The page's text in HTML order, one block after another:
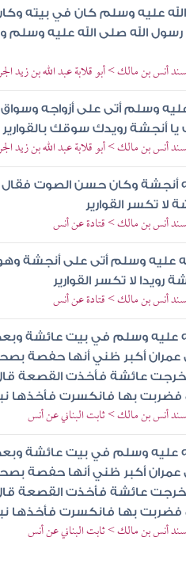
عليه وسلم كان في بيته
الله صلى الله عليه وسلم
أنس بن مالك > أبو قلابة عبد الله بن زيد
عليه وسلم أتى على أزواجه
أنجشة رويدك سوقك بالقوارير
أنس بن مالك > أبو قلابة عبد الله بن زيد
أنجشة وكان حسن الصوت فقال
لا تكسر القوارير
أنس بن مالك > قتادة عن أنس
عليه وسلم أتى على أنجشة
رويدا لا تكسر القوارير
أنس بن مالك > قتادة عن أنس
عليه وسلم في بيت عائشة
أكبر ظني أنها حفصة
عائشة فأخذت القصعة
فضربت بها فانكسرت فأخذها
أنس بن مالك > ثابت البناني عن أنس
عليه وسلم في بيت عائشة
أكبر ظني أنها حفصة
عائشة فأخذت القصعة
فضربت بها فانكسرت فأخذها
أنس بن مالك > ثابت البناني عن أنس